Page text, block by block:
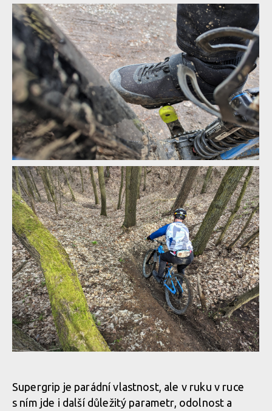
fi'zi:k Gravita Tensor Flat v akci
fi'zi:k Gravita Tensor Flat v akci
fi'zi:k Gravita Tensor Flat v akci
fi'zi:k Gravita Tensor Flat v akci
fi'zi:k Gravita Tensor Flat v akci
fi'zi:k Gravita Tensor Flat v akci
fi'zi:k Gravita Tensor Flat v akci
fi'zi:k Gravita Tensor Flat v akci
fi'zi:k Gravita Tensor Flat v akci
fi'zi:k Gravita Tensor Flat v akci
fi'zi:k Gravita Tensor Flat v akci
fi'zi:k Gravita Tensor Flat v akci
fi'zi:k Gravita Tensor Flat v akci
fi'zi:k Gravita Tensor Flat v akci
Supergrip je parádní vlastnost, ale v ruku v ruce
s ním jde i další důležitý parametr, odolnost a